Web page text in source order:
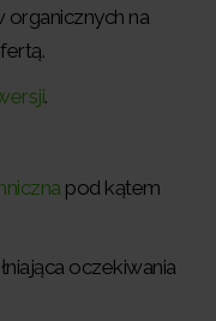
na
.
pod kątem
oczekiwania